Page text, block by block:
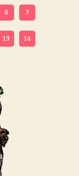
6 7
13 14